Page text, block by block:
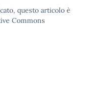
questo articolo è
Commons